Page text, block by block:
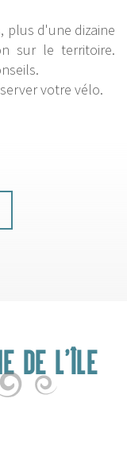
plus d'une dizaine
sur le territoire.
votre vélo.
DE L'ÎLE